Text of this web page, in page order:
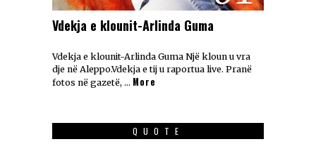
Vdekja e klounit-Arlinda Guma
Vdekja e klounit-Arlinda Guma Një kloun u vra
dje në Aleppo.Vdekja e tij u raportua live. Pranë
fotos në gazetë, … More
QUOTE